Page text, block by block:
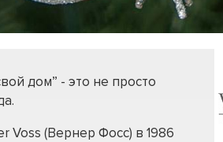
дом” - это не просто
Voss (Вернер Фосс) в 1986